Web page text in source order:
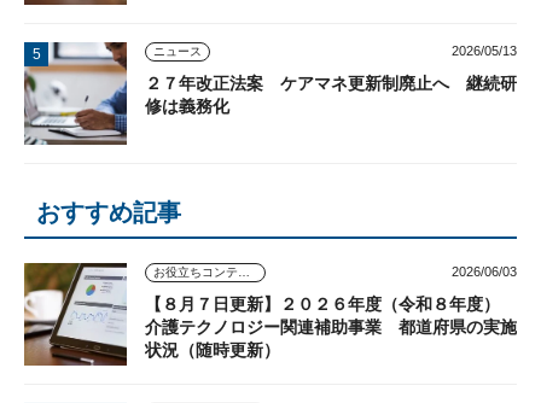
ニュース 2026/05/13
２７年改正法案 ケアマネ更新制廃止へ 継続研
修は義務化
おすすめ記事
お役立ちコンテンツ 2026/06/03
【８月７日更新】２０２６年度（令和８年度）
介護テクノロジー関連補助事業 都道府県の実施
状況（随時更新）